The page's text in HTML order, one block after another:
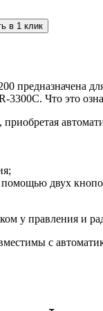
в 1 клик
предназначена
-3300C. Что это
помощью двух
у правления и
с